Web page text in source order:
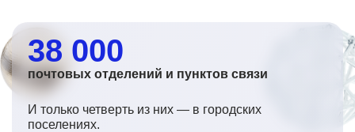
38 000
почтовых отделений и пунктов связи
И только четверть из них — в городских
поселениях.